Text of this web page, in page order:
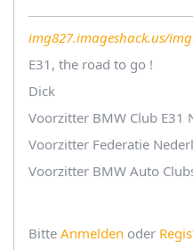
img827.imageshack.us/
E31, the road to go !
Dick
Voorzitter BMW Club E31
Voorzitter Federatie
Voorzitter BMW Auto
Bitte Anmelden oder